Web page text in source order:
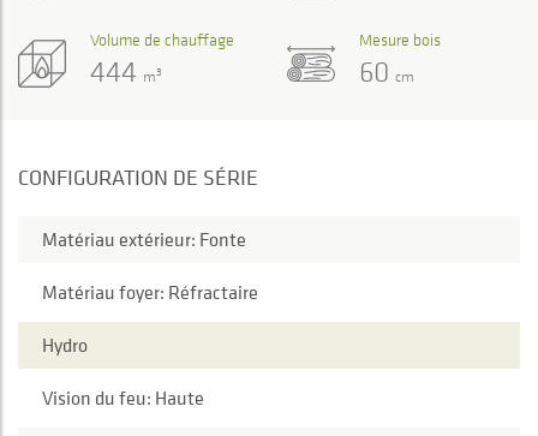
Volume de chauffage
444 m3
Mesure bois
60 cm
CONFIGURATION DE SÉRIE
Matériau extérieur: Fonte
Matériau foyer: Réfractaire
Hydro
Vision du feu: Haute